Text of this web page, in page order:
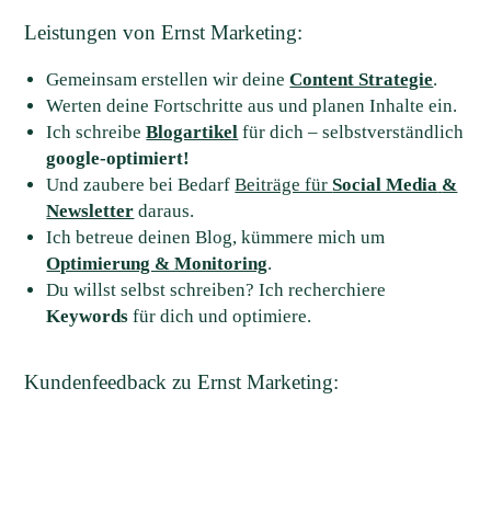
Leistungen von Ernst Marketing:
Gemeinsam erstellen wir deineContent Strategie.
Werten deine Fortschritte aus und planen Inhalte ein.
Ich schreibeBlogartikel für dich – selbstverständlich
google-optimiert!
Und zaubere bei BedarfBeiträge für Social Media &
Newsletter daraus.
Ich betreue deinen Blog, kümmere mich um
Optimierung & Monitoring.
Du willst selbst schreiben? Ich recherchiere
Keywordsfür dich und optimiere.
Kundenfeedback zu Ernst Marketing: